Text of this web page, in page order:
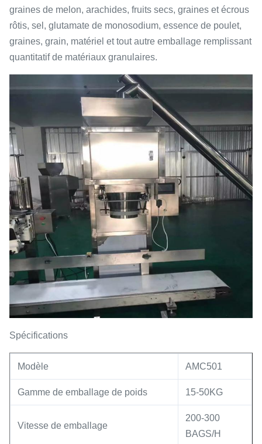
graines de melon, arachides, fruits secs, graines et écrous
rôtis, sel, glutamate de monosodium, essence de poulet,
graines, grain, matériel et tout autre emballage remplissant
quantitatif de matériaux granulaires.
Spécifications
Modèle AMC501
Gamme de emballage de poids 15-50KG
Vitesse de emballage
200-300
BAGS/H